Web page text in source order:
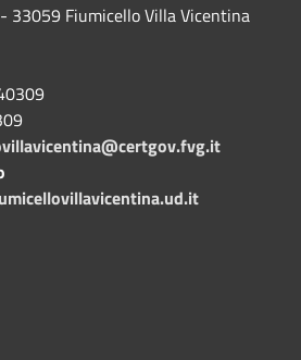
33059 Fiumicello Villa Vicentina